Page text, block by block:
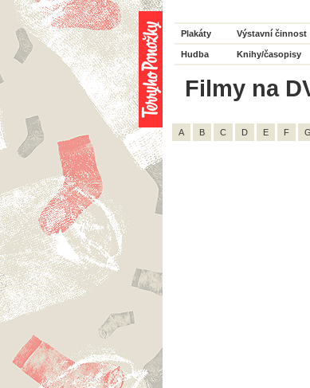
Plakáty Výstavní činnost
Hudba Knihy/časopisy
Filmy na
A B C D E F G